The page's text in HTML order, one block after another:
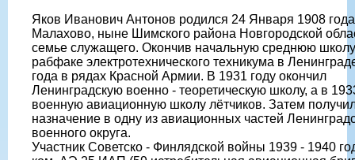
Яков Иванович Антонов родился 24 Января 1908
Малахово, ныне Шимского района Новгородской
семье служащего. Окончив начальную среднюю
рабфаке электротехнического техникума в
года в рядах Красной Армии. В 1931 году окончил
Ленинградскую военно - теоретическую школу, а в
военную авиационную школу лётчиков. Затем
назначение в одну из авиационных частей
военного округа.
Участник Советско - Финлядской войны 1939 - 1940